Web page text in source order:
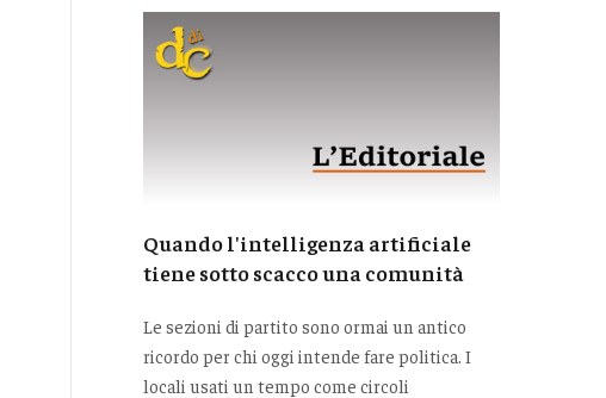
Quando l'intelligenza artificiale
tiene sotto scacco una comunità
Le sezioni di partito sono ormai un antico
ricordo per chi oggi intende fare politica. I
locali usati un tempo come circoli